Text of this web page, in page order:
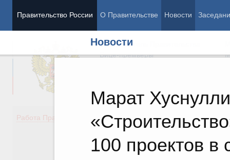
Правительство России О Правительстве Новости
Новости
Марат
100 проектов в
Председатель Правительства
Вице-премьеры
Работа Правительства
Демография
Здоровье
Культура